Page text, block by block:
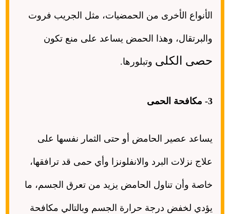
الأنواع الأخرى من الحمضيات، مثل الجريب فروت
والبرتقال، وهذا الحمض يساعد على منع تكون
حصى الكلى وتبلورها.
3- مكافحة الحمى
يساعد عصير الحامض أو حتى الثمار نفسها على
علاج نزلات البرد والانفلونزا وأي حمى قد ترافقها،
خاصة وأن تناول الحامض يزيد من تعرق الجسم، ما
يؤدي لخفض درجة حرارة الجسم وبالتالي مكافحة